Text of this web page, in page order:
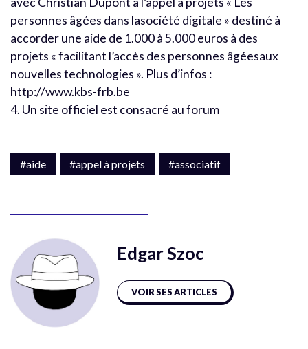
personnes âgées dans lasociété digitale » destiné à
accorder une aide de 1.000 à 5.000 euros à des
projets « facilitant l’accès des personnes âgéesaux
nouvelles technologies ». Plus d’infos :
http://www.kbs-frb.be
4. Un site officiel est consacré au forum
#aide #appel à projets #associatif
Edgar Szoc
VOIR SES ARTICLES